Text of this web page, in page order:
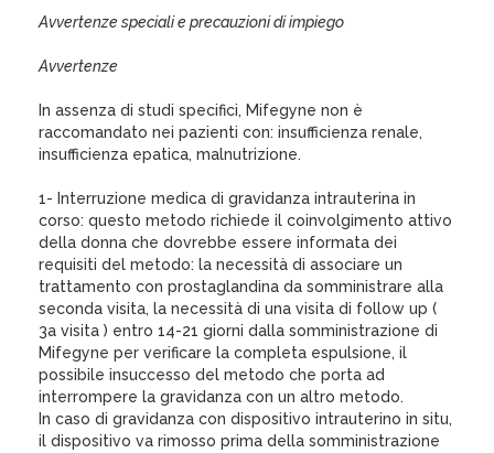
Avvertenze speciali e precauzioni di impiego
Avvertenze
In assenza di studi specifici, Mifegyne non è
raccomandato nei pazienti con: insufficienza renale,
insufficienza epatica, malnutrizione.
1- Interruzione medica di gravidanza intrauterina in
corso: questo metodo richiede il coinvolgimento attivo
della donna che dovrebbe essere informata dei
requisiti del metodo: la necessità di associare un
trattamento con prostaglandina da somministrare alla
seconda visita, la necessità di una visita di follow up (
3a visita ) entro 14-21 giorni dalla somministrazione di
Mifegyne per verificare la completa espulsione, il
possibile insuccesso del metodo che porta ad
interrompere la gravidanza con un altro metodo.
In caso di gravidanza con dispositivo intrauterino in situ,
il dispositivo va rimosso prima della somministrazione